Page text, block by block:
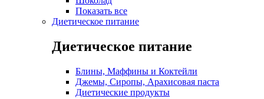
Показать все
Диетическое питание
Диетическое питание
Блины, Маффины и Коктейли
Джемы, Сиропы, Арахисовая паста
Диетические продукты